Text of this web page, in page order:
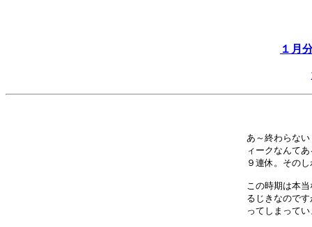
１月
あ～終わらな
ィークなんて
９連休。その
この時期は本
るじきなので
ってし